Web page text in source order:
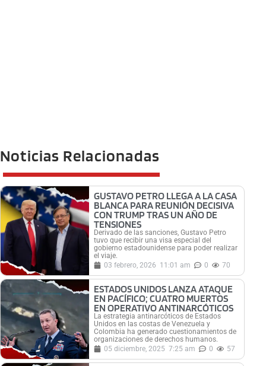
Noticias Relacionadas
GUSTAVO PETRO LLEGA A LA CASA
BLANCA PARA REUNIÓN DECISIVA
CON TRUMP TRAS UN AÑO DE
TENSIONES
Derivado de las sanciones, Gustavo Petro
tuvo que recibir una visa especial del
gobierno estadounidense para poder realizar
el viaje.
03 febrero, 2026 11:01 am 0 70
ESTADOS UNIDOS LANZA ATAQUE
EN PACÍFICO; CUATRO MUERTOS
EN OPERATIVO ANTINARCÓTICOS
La estrategia antinarcóticos de Estados
Unidos en las costas de Venezuela y
Colombia ha generado cuestionamientos de
organizaciones de derechos humanos.
05 diciembre, 2025 7:25 am 0 57